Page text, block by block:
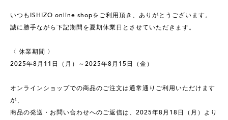
いつもISHIZO online shopをご利用頂き、ありがとうございます。
誠に勝手ながら下記期間を夏期休業日とさせていただきます。
〈 休業期間 〉
2025年8月11日（月）～2025年8月15日（金）
オンラインショップでの商品のご注文は通常通りご利用いただけます
が、
商品の発送・お問い合わせへのご返信は、2025年8月18日（月）より